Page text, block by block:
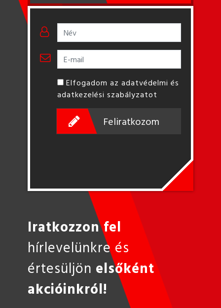
Elfogadom az adatvédelmi és
adatkezelési szabályzatot
Feliratkozom
Iratkozzon fel
hírlevelünkre és
értesüljön elsőként
akcióinkról!